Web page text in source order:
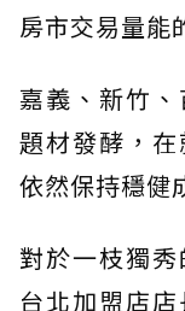
房市交易量能
嘉義、新竹
題材發酵，
依然保持穩健
對於一枝獨
台北加盟店